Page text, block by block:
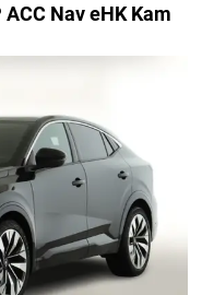
Nav eHK Kam